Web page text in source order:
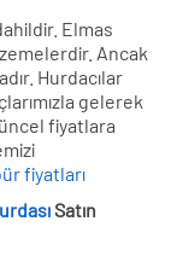
Elmas
Ancak
Hurdacılar
gelerek
fiyatlara
fiyatları
Satın